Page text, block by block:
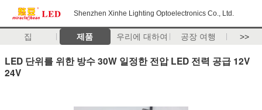
Shenzhen Xinhe Lighting Optoelectronics Co., Ltd.
집 제품 우리에 대하여 공장 여행 >>
LED 단위를 위한 방수 30W 일정한 전압 LED 전력 공급 12V
24V